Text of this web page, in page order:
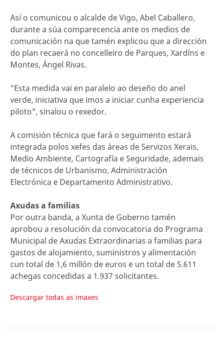
Así o comunicou o alcalde de Vigo, Abel Caballero,
durante a súa comparecencia ante os medios de
comunicación na que tamén explicou que a dirección
do plan recaerá no concelleiro de Parques, Xardíns e
Montes, Ángel Rivas.
"Esta medida vai en paralelo ao deseño do anel
verde, iniciativa que imos a iniciar cunha experiencia
piloto", sinalou o rexedor.
A comisión técnica que fará o seguimento estará
integrada polos xefes das áreas de Servizos Xerais,
Medio Ambiente, Cartografía e Seguridade, ademais
de técnicos de Urbanismo, Administración
Electrónica e Departamento Administrativo.
Axudas a familias
Por outra banda, a Xunta de Goberno tamén
aprobou a resolución da convocatoria do Programa
Municipal de Axudas Extraordinarias a familias para
gastos de alojamiento, suministros y alimentación
cun total de 1,6 millón de euros e un total de 5.611
achegas concedidas a 1.937 solicitantes.
Descargar todas as imaxes